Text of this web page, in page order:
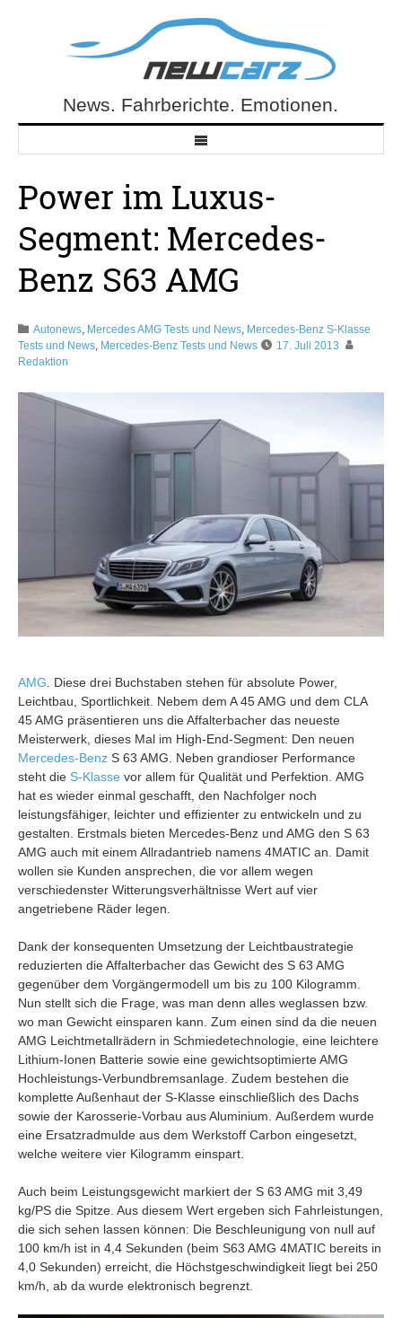
NewCarz.deNews. Fahrberichte. Emotionen.
Power im Luxus-
Segment: Mercedes-
Benz S63 AMG
Autonews, Mercedes AMG Tests und News, Mercedes-Benz S-Klasse
Tests und News, Mercedes-Benz Tests und News
17. Juli 2013
Redaktion
AMG . Diese drei Buchstaben stehen für absolute Power,
Leichtbau, Sportlichkeit. Nebem dem A 45 AMG und dem CLA
45 AMG präsentieren uns die Affalterbacher das neueste
Meisterwerk, dieses Mal im High-End-Segment: Den neuen
Mercedes-Benz S 63 AMG. Neben grandioser Performance
steht die S-Klasse vor allem für Qualität und Perfektion. AMG
hat es wieder einmal geschafft, den Nachfolger noch
leistungsfähiger, leichter und effizienter zu entwickeln und zu
gestalten. Erstmals bieten Mercedes-Benz und AMG den S 63
AMG auch mit einem Allradantrieb namens 4MATIC an. Damit
wollen sie Kunden ansprechen, die vor allem wegen
verschiedenster Witterungsverhältnisse Wert auf vier
angetriebene Räder legen.
Dank der konsequenten Umsetzung der Leichtbaustrategie
reduzierten die Affalterbacher das Gewicht des S 63 AMG
gegenüber dem Vorgängermodell um bis zu 100 Kilogramm.
Nun stellt sich die Frage, was man denn alles weglassen bzw.
wo man Gewicht einsparen kann. Zum einen sind da die neuen
AMG Leichtmetallrädern in Schmiedetechnologie, eine leichtere
Lithium-Ionen Batterie sowie eine gewichtsoptimierte AMG
Hochleistungs-Verbundbremsanlage. Zudem bestehen die
komplette Außenhaut der S-Klasse einschließlich des Dachs
sowie der Karosserie-Vorbau aus Aluminium. Außerdem wurde
eine Ersatzradmulde aus dem Werkstoff Carbon eingesetzt,
welche weitere vier Kilogramm einspart.
Auch beim Leistungsgewicht markiert der S 63 AMG mit 3,49
kg/PS die Spitze. Aus diesem Wert ergeben sich Fahrleistungen,
die sich sehen lassen können: Die Beschleunigung von null auf
100 km/h ist in 4,4 Sekunden (beim S63 AMG 4MATIC bereits in
4,0 Sekunden) erreicht, die Höchstgeschwindigkeit liegt bei 250
km/h, ab da wurde elektronisch begrenzt.